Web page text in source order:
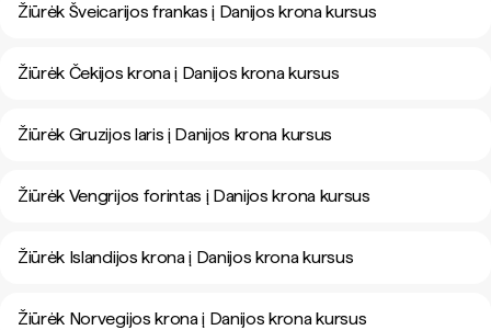
Žiūrėk Šveicarijos frankas į Danijos krona kursus
Žiūrėk Čekijos krona į Danijos krona kursus
Žiūrėk Gruzijos laris į Danijos krona kursus
Žiūrėk Vengrijos forintas į Danijos krona kursus
Žiūrėk Islandijos krona į Danijos krona kursus
Žiūrėk Norvegijos krona į Danijos krona kursus